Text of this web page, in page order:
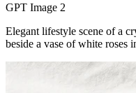
GPT Image 2
Elegant lifestyle scene of a
beside a vase of white roses